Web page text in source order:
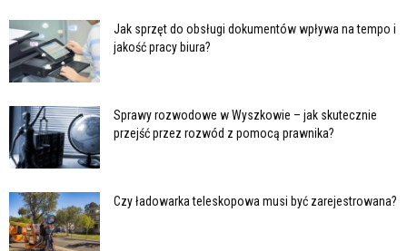
Jak sprzęt do obsługi dokumentów wpływa na tempo i
jakość pracy biura?
Sprawy rozwodowe w Wyszkowie – jak skutecznie
przejść przez rozwód z pomocą prawnika?
Czy ładowarka teleskopowa musi być zarejestrowana?